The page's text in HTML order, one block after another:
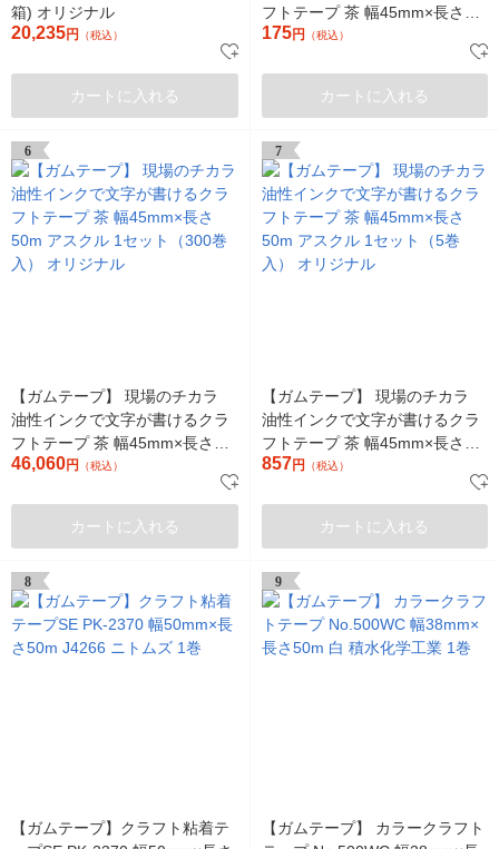
箱) オリジナル
20,235円 （税込）
カートに入れる
フトテープ 茶 幅45mm×長さ
175円 （税込）
カートに入れる
6
【ガムテープ】 現場のチカラ
油性インクで文字が書けるクラ
フトテープ 茶 幅45mm×長さ
50m アスクル 1セット（300巻
46,060円 （税込）
カートに入れる
7
【ガムテープ】 現場のチカラ
油性インクで文字が書けるクラ
フトテープ 茶 幅45mm×長さ
50m アスクル 1セット（5巻
857円 （税込）
カートに入れる
8
【ガムテープ】クラフト粘着テ
9
【ガムテープ】 カラークラフト